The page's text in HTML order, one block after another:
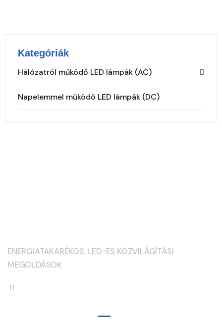
Kategóriák
Hálózatról működő LED lámpák (AC)
Napelemmel működő LED lámpák (DC)
ENERGIATAKARÉKOS, LED-ES KÖZVILÁGÍTÁSI
MEGOLDÁSOK